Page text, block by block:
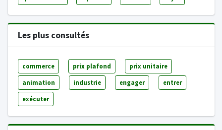
Les plus consultés
commerce prix plafond prix unitaire
animation industrie engager entrer
exécuter